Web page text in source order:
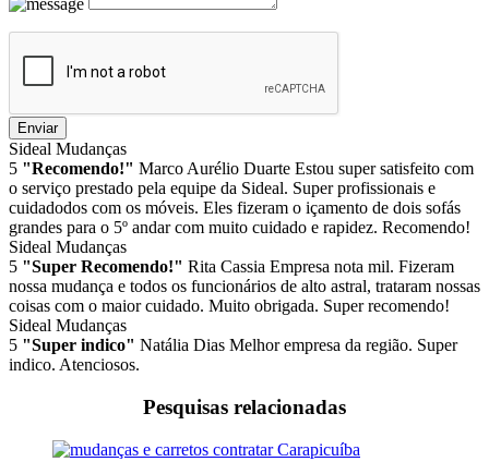
Enviar
Sideal Mudanças
5 "Recomendo!" Marco Aurélio Duarte Estou super satisfeito com
o serviço prestado pela equipe da Sideal. Super profissionais e
cuidadodos com os móveis. Eles fizeram o içamento de dois sofás
grandes para o 5º andar com muito cuidado e rapidez. Recomendo!
Sideal Mudanças
5 "Super Recomendo!" Rita Cassia Empresa nota mil. Fizeram
nossa mudança e todos os funcionários de alto astral, trataram nossas
coisas com o maior cuidado. Muito obrigada. Super recomendo!
Sideal Mudanças
5 "Super indico" Natália Dias Melhor empresa da região. Super
indico. Atenciosos.
Pesquisas relacionadas